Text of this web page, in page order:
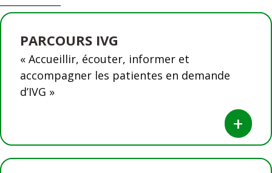
PARCOURS IVG
« Accueillir, écouter, informer et
accompagner les patientes en demande
d’IVG »
+